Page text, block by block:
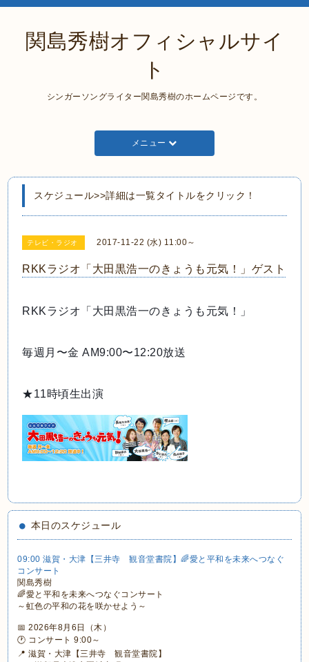
関島秀樹オフィシャルサイ
ト
シンガーソングライター関島秀樹のホームページです。
メニュー
スケジュール>>詳細は一覧タイトルをクリック！
テレビ・ラジオ 2017-11-22 (水) 11:00～
RKKラジオ「大田黒浩一のきょうも元気！」ゲスト
RKKラジオ「大田黒浩一のきょうも元気！」
毎週月〜金 AM9:00〜12:20放送
★11時頃生出演
本日のスケジュール
09:00 滋賀・大津【三井寺 観音堂書院】🌈愛と平和を未来へつなぐ
コンサート
関島秀樹
🌈愛と平和を未来へつなぐコンサート
～虹色の平和の花を咲かせよう～
📅 2026年8月6日（木）
🕐 コンサート 9:00～
📍 滋賀・大津【三井寺 観音堂書院】